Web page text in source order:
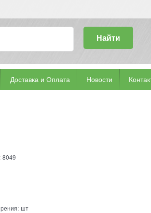
Найти
Доставка и Оплата Новости
8049
шт